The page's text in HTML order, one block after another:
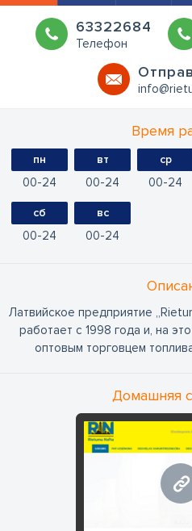
63322684
Телефон
Время
пн
00 24
вт
00 24
ср
00 24
сб
00 24
вс
00 24
Латвийское предприятие
работает с 1998 года и, на
оптовым торговцем
Домашняя